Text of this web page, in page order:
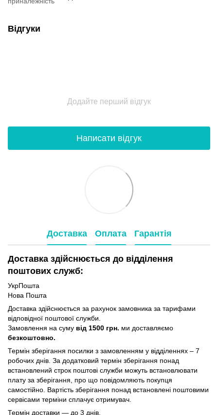
Відгуки
Додайте перший відгук
Написати відгук
Доставка Оплата Гарантія
Доставка здійснюється до відділення
поштових служб:
УкрПошта
Нова Пошта
Доставка здійснюється за рахунок замовника за тарифами
відповідної поштової служби.
Замовлення на суму від 1500 грн. ми доставляємо
безкоштовно.
Термін зберігання посилки з замовленням у відділеннях – 7
робочих днів. За додатковий термін зберігання понад
встановлений строк поштові служби можуть встановлювати
плату за зберігання, про що повідомляють покупця
самостійно. Вартість зберігання понад вcтановлені поштовими
сервісами терміни сплачує отримувач.
Термін доставки — до 3 днів.